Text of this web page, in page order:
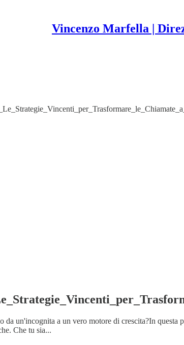
Vincenzo Marfella |
da un'incognita a un vero motore di crescita?In
Che tu sia...